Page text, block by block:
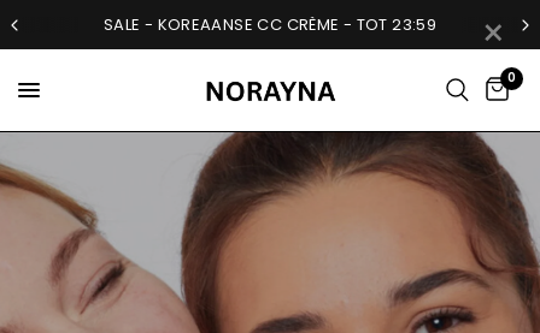
SALE - KOREAANSE CC CRÈME - TOT 23:59
0
×